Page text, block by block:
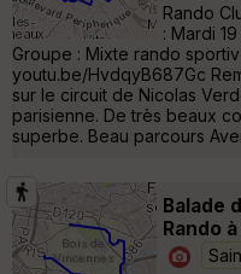
Rando
: Mardi
Groupe : Mixte rando
youtu.be/HvdqyB687Gc
sur le circuit de Nicolas
parisienne. De très beaux
superbe. Beau parcours
Balade
Rando